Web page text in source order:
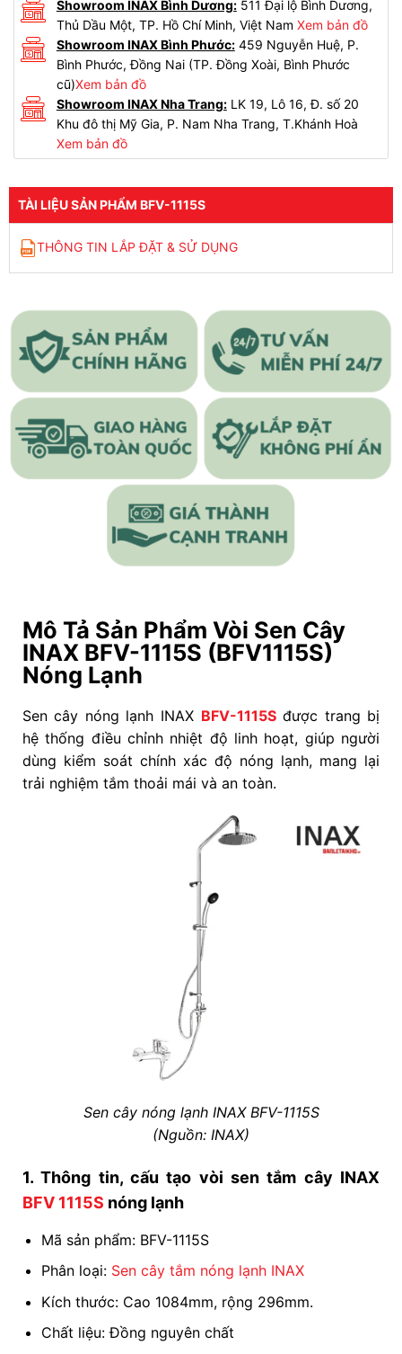
Showroom INAX Bình Dương:511 Đại lộ Bình Dương,
Thủ Dầu Một, TP. Hồ Chí Minh, Việt Nam Xem bản đồ
Showroom INAX Bình Phước:459 Nguyễn Huệ, P.
Bình Phước, Đồng Nai (TP. Đồng Xoài, Bình Phước
cũ)Xem bản đồ
Showroom INAX Nha Trang:LK 19, Lô 16, Đ. số 20
Khu đô thị Mỹ Gia, P. Nam Nha Trang, T.Khánh Hoà
Xem bản đồ
TÀI LIỆU SẢN PHẨM BFV-1115S
THÔNG TIN LẮP ĐẶT & SỬ DỤNG
Mô Tả Sản Phẩm Vòi Sen Cây
INAX BFV-1115S (BFV1115S)
Nóng Lạnh
Sen cây nóng lạnh INAX BFV-1115Sđược trang bị
hệ thống điều chỉnh nhiệt độ linh hoạt, giúp người
dùng kiểm soát chính xác độ nóng lạnh, mang lại
trải nghiệm tắm thoải mái và an toàn.
Sen cây nóng lạnh INAX BFV-1115S
(Nguồn: INAX)
1. Thông tin, cấu tạo vòi sen tắm cây INAX
BFV 1115S nóng lạnh
Mã sản phẩm: BFV-1115S
Phân loại: Sen cây tắm nóng lạnh INAX
Kích thước: Cao 1084mm, rộng 296mm.
Chất liệu: Đồng nguyên chất